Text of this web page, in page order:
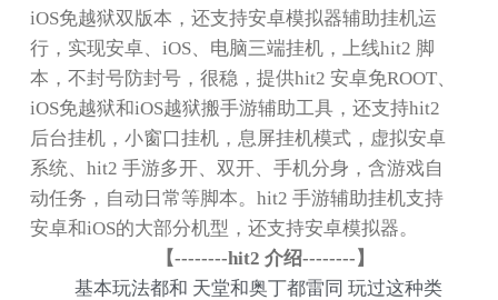
iOS免越狱双版本，还支持安卓模拟器辅助挂机运
行，实现安卓、iOS 、电脑三端挂机，上线hit2 脚
本，不封号防封号，很稳，提供hit2安卓免ROOT
iOS免越狱和iOS越狱搬手游辅助工具，还支持hit2
后台挂机，小窗口挂机，息屏挂机模式，虚拟安卓
系统、hit2手游多开、双开、手机分身，含游戏自
动任务，自动日常等脚本。hit2手游辅助挂机支持
安卓和iOS的大部分机型，还支持安卓模拟器。
【--------hit2介绍--------】
基本玩法都和 天堂和奥丁都雷同 玩过这种类